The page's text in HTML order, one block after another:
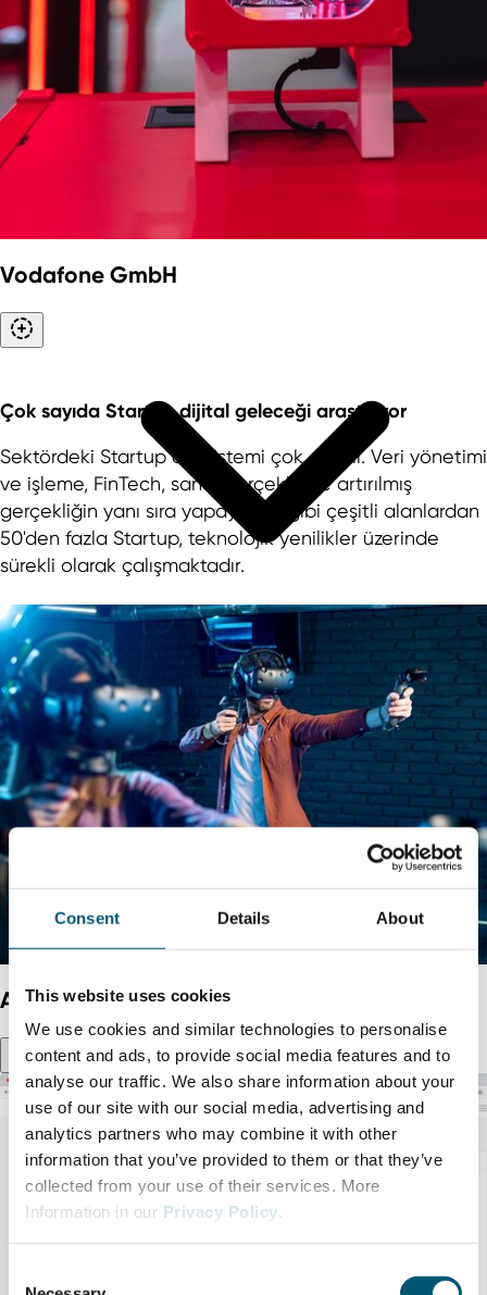
Consent Details About
This website uses cookies
We use cookies and similar technologies to personalise
content and ads, to provide social media features and to
analyse our traffic. We also share information about your
use of our site with our social media, advertising and
analytics partners who may combine it with other
information that you’ve provided to them or that they’ve
collected from your use of their services. More
Information in our Privacy Policy.
Yatırımcılara Sunulan Hizmetler
Avrupa'da Startup'lar için en iyi lokasyon
Kuzey Ren-Vestfalya’daki uluslararası
şirketler
Business Guide to North Rhine-Westphalia
Vodafone GmbH
Çok sayıda Startup dijital geleceği araştırıyor
Sektördeki Startup ekosistemi çok çeşitli. Veri yönetimi
ve işleme, FinTech, sanal gerçeklik ve artırılmış
gerçekliğin yanı sıra yapay zeka gibi çeşitli alanlardan
50'den fazla Startup, teknolojik yenilikler üzerinde
sürekli olarak çalışmaktadır.
Attensi